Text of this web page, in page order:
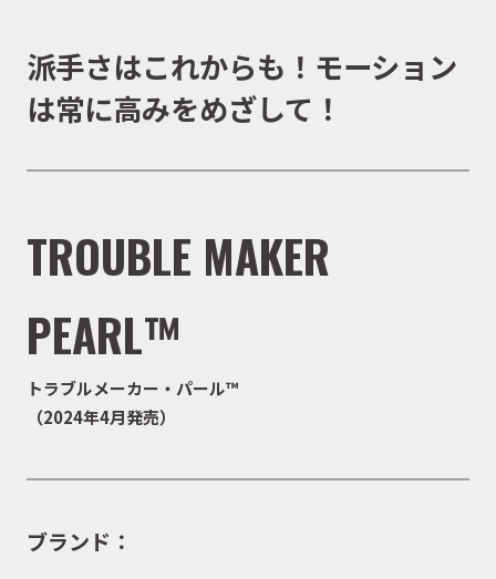
派手さはこれからも！モーション
は常に高みをめざして！
TROUBLE MAKER
PEARL™
トラブルメーカー・パール™
（2024年4月発売）
ブランド：